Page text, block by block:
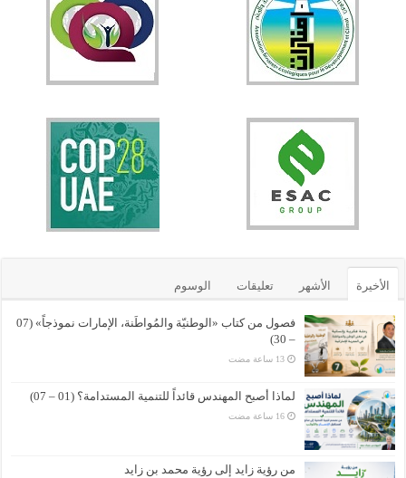
الأخيرة الأشهر تعليقات الوسوم
فصول من كتاب «الوطنيّة والمُواطَنة، الإمارات نموذجاً» (07
– 30)
لماذا أصبح المهندس قائداً للتنمية المستدامة؟ (01 – 07)
من رؤية زايد إلى رؤية محمد بن زايد